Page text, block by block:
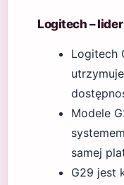
Logitech –
Logitech
Modele
samej
G29 jest